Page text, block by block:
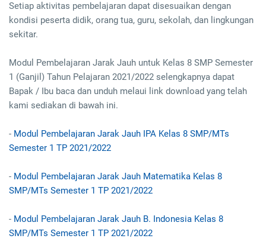
Setiap aktivitas pembelajaran dapat disesuaikan dengan
kondisi peserta didik, orang tua, guru, sekolah, dan lingkungan
sekitar.
Modul Pembelajaran Jarak Jauh untuk Kelas 8 SMP Semester
1 (Ganjil) Tahun Pelajaran 2021/2022 selengkapnya dapat
Bapak / Ibu baca dan unduh melaui link download yang telah
kami sediakan di bawah ini.
- Modul Pembelajaran Jarak Jauh IPA Kelas 8 SMP/MTs
Semester 1 TP 2021/2022
- Modul Pembelajaran Jarak Jauh Matematika Kelas 8
SMP/MTs Semester 1 TP 2021/2022
- Modul Pembelajaran Jarak Jauh B. Indonesia Kelas 8
SMP/MTs Semester 1 TP 2021/2022